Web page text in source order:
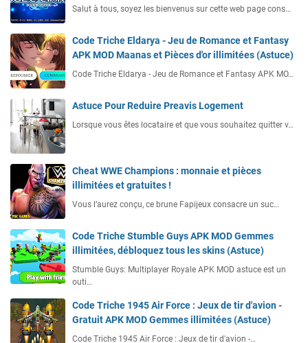
Salut à tous, soyez les bienvenus sur cette web page cons…
Code Triche Eldarya - Jeu de Romance et Fantasy
APK MOD Maanas et Pièces d'or illimitées (Astuce)
Code Triche Eldarya - Jeu de Romance et Fantasy APK MO…
Astuce Pour Reduire Preavis Logement
Lorsque vous êtes locataire et que vous souhaitez quitter v…
Cheat WWE Champions : monnaie et pièces
illimitées et gratuites !
Vous l’aurez conçu, ce brune Fapijeux consacre un suc…
Code Triche Stumble Guys APK MOD Gemmes
illimitées, débloquez tous les skins (Astuce)
Stumble Guys: Multiplayer Royale APK MOD astuce est un
outi…
Code Triche 1945 Air Force : Jeux de tir d'avion -
Gratuit APK MOD Gemmes illimitées (Astuce)
Code Triche 1945 Air Force : Jeux de tir d'avion -…